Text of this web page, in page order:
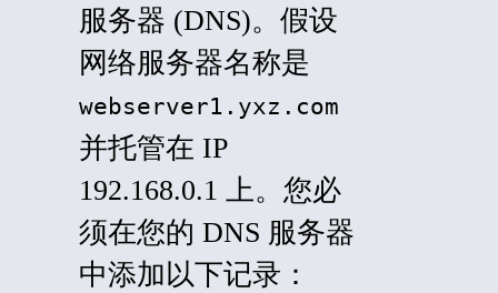
服务器 (DNS)。假设
网络服务器名称是
webserver1.yxz.com
并托管在 IP
192.168.0.1 上。您必
须在您的 DNS 服务器
中添加以下记录：